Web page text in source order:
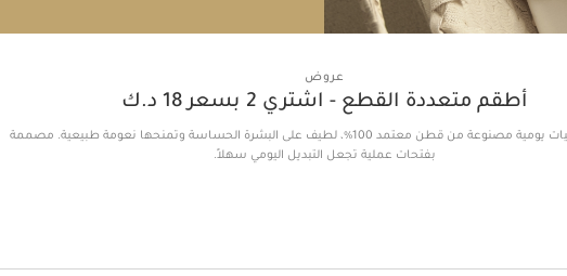
عروض
أطقم متعددة القطع - اشتري 2 بسعر 18 د.ك
اختاري أساسيات يومية مصنوعة من قطن معتمد 100%، لطيف على البشرة الحساسة وتمنحها نعومة طبيعية. مصممة
بفتحات عملية تجعل التبديل اليومي سهلاً.